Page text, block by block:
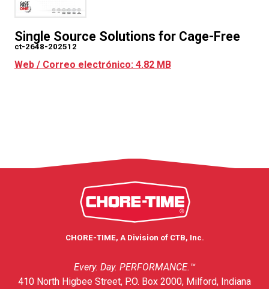
Single Source Solutions for Cage-Free
ct-2648-202512
Web / Correo electrónico: 4.82 MB
CHORE-TIME, A Division of CTB, Inc.
Every. Day. PERFORMANCE.™
410 North Higbee Street, P.O. Box 2000, Milford, Indiana